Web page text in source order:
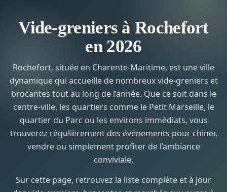
Vide-greniers à Rochefort
en 2026
Rochefort, située en Charente-Maritime, est une ville
dynamique qui accueille de nombreux vide-greniers et
brocantes tout au long de l’année. Que ce soit dans le
centre-ville, les quartiers comme le Petit Marseille, le
quartier du Parc ou les environs immédiats, vous
trouverez régulièrement des événements pour chiner,
vendre ou simplement profiter de l’ambiance
conviviale.
Sur cette page, retrouvez la liste complète et à jour